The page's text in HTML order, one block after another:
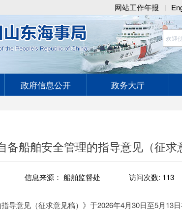
网站工作年报 |
政府信息公开 政务大厅
备船舶安全管理的指导意见（征
信息来源： 船舶监督处 访问次数: 113
导意见（征求意见稿）》于2026年4月30日至5月13